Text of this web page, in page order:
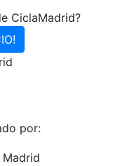
CiclaMadrid?
por: